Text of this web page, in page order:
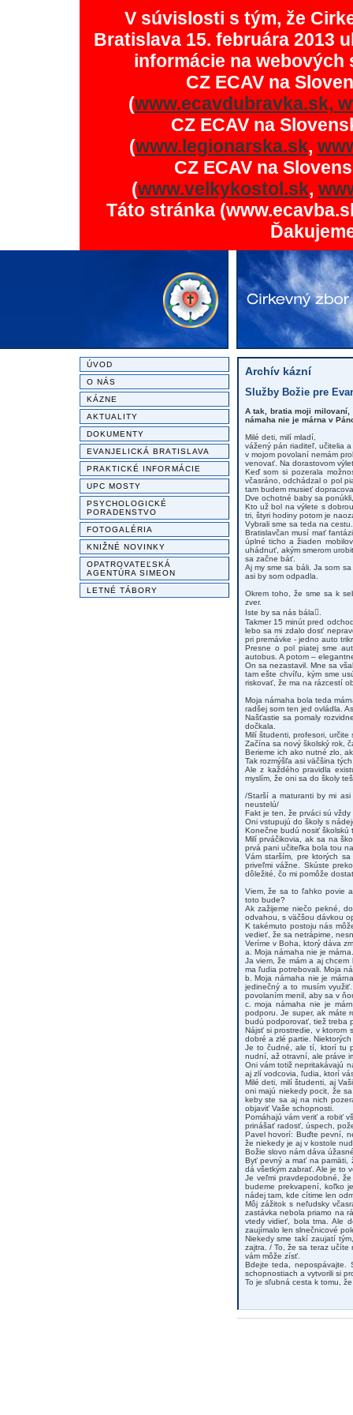
V súvislosti s tým, že
Bratislava 15. februára 2013
informácie na
CZ ECAV na
(www.ecavdubravka.sk,
CZ ECAV na
(www.legionarska.sk,
CZ ECAV na
(www.velkykostol.sk,
Táto stránka
ÚVOD
O NÁS
KÁZNE
AKTUALITY
DOKUMENTY
EVANJELICKÁ BRATISLAVA
PRAKTICKÉ INFORMÁCIE
UPC MOSTY
PSYCHOLOGICKÉ
PORADENSTVO
FOTOGALÉRIA
KNIŽNÉ NOVINKY
OPATROVATEĽSKÁ
AGENTÚRA SIMEON
LETNÉ TÁBORY
Archív kázní
Služby Božie pre
A tak, bratia moji milovaní,
námaha nie je márna v
Milé deti, milí mladí,
vážený pán riaditeľ, učitelia a
v mojom povolaní nemám
venovať. Na dorastovom
Keď som si pozerala
včasráno, odchádzal o pol
tam budem musieť
Dve ochotné baby sa
Kto už bol na výlete s
tri, štyri hodiny potom je
Vybrali sme sa teda na cestu.
Bratislavčan musí mať
úplné ticho a žiaden
uhádnuť, akým smerom
sa začne báť.
Aj my sme sa báli. Ja som
asi by som odpadla.
Okrem toho, že sme sa k
zver.
Iste by sa nás bála.
Takmer 15 minút pred
lebo sa mi zdalo dosť
pri premávke - jedno auto
Presne o pol piatej sme
autobus. A potom –
On sa nezastavil. Mne sa
tam ešte chvíľu, kým sme
riskovať, že ma na rázcestí
Moja námaha bola teda
radšej som ten jed ovládla.
Našťastie sa pomaly
dočkala.
Milí študenti, profesori,
Začína sa nový školský rok,
Berieme ich ako nutné zlo,
Tak rozmýšľa asi väčšina
Ale z každého pravidla
myslím, že oni sa do školy
/Starší a maturanti by mi
neustelú/
Fakt je ten, že prváci sú
Oni vstupujú do školy s
Konečne budú nosiť školskú
Milí prváčikovia, ak sa na
prvá pani učiteľka bola tou
Vám starším, pre ktorých
priveľmi vážne. Skúste
dôležité, čo mi pomôže
Viem, že sa to ľahko povie
toto bude?
Ak zažijeme niečo pekné,
odvahou, s väčšou dávkou
K takémuto postoju nás
vedieť, že sa netrápime,
Veríme v Boha, ktorý dáva
a. Moja námaha nie je márna.
Ja viem, že mám a aj
ma ľudia potrebovali. Moja
b. Moja námaha nie je
jedinečný a to musím
povolaním menil, aby sa v
c. moja námaha nie je
podporu. Je super, ak máte
budú podporovať, tiež treba
Nájsť si prostredie, v ktorom
dobré a zlé partie.
Je to čudné, ale tí, ktorí tu
nudní, až otravní, ale práve
Oni vám totiž nepritakávajú
aj zlí vodcovia, ľudia, ktorí
Milé deti, milí študenti, aj
oni majú niekedy pocit, že
keby ste sa aj na nich
objaviť Vaše schopnosti.
Pomáhajú vám veriť a robiť
prinášať radosť, úspech,
Pavel hovorí: Buďte pevní,
že niekedy je aj v kostole
Božie slovo nám dáva
Byť pevný a mať na pamäti,
dá všetkým zabrať. Ale je to
Je veľmi pravdepodobné,
budeme prekvapení, koľko
nádej tam, kde cítime len
Môj zážitok s neľudsky
zastávka nebola priamo na
vtedy vidieť, bola tma. Ale
zaujímalo len slnečnicové
Niekedy sme takí zaujatí
zajtra. / To, že sa teraz
vám môže zísť.
Bdejte teda,
schopnostiach a vytvorili si
To je sľubná cesta k tomu,